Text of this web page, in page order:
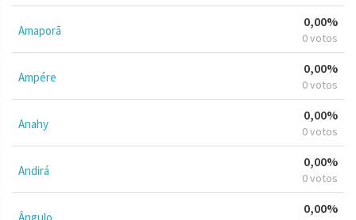
Amaporã
0,00%
0 votos
Ampére
0,00%
0 votos
Anahy
0,00%
0 votos
Andirá
0,00%
0 votos
0,00%